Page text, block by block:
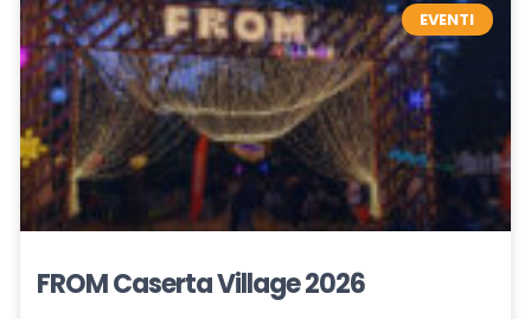
EVENTI
FROM Caserta Village 2026